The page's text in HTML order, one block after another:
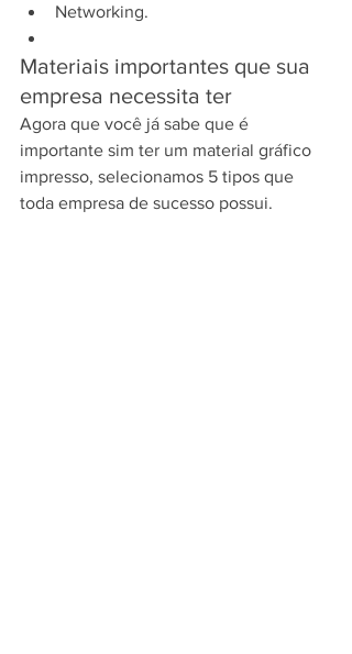
Networking.
Materiais importantes que sua
empresa necessita ter
Agora que você já sabe que é
importante sim ter um material gráfico
impresso, selecionamos 5 tipos que
toda empresa de sucesso possui.